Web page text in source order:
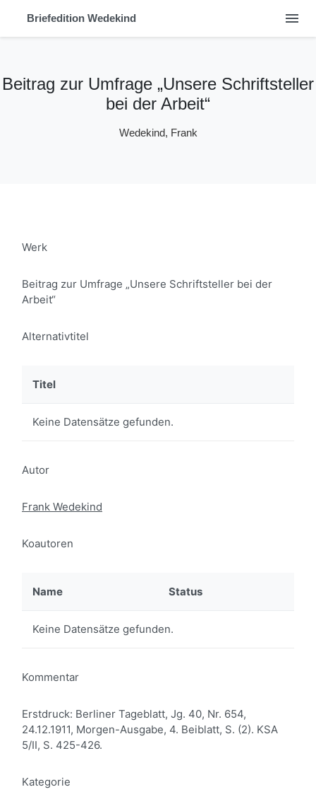
Briefedition Wedekind menu
Beitrag zur Umfrage „Unsere Schriftsteller
bei der Arbeit“
Wedekind, Frank
Werk
Beitrag zur Umfrage „Unsere Schriftsteller bei der
Arbeit“
Alternativtitel
Titel
Keine Datensätze gefunden.
Autor
Frank Wedekind
Koautoren
Name Status
Keine Datensätze gefunden.
Kommentar
Erstdruck: Berliner Tageblatt, Jg. 40, Nr. 654,
24.12.1911, Morgen-Ausgabe, 4. Beiblatt, S. (2). KSA
5/II, S. 425-426.
Kategorie